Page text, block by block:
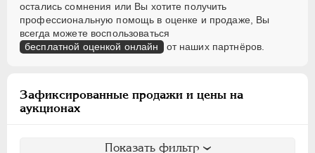
остались сомнения или Вы хотите получить
профессиональную помощь в оценке и продаже, Вы
всегда можете воспользоваться
бесплатной оценкой онлайн от наших партнёров.
Зафиксированные продажи и цены на
аукционах
Показать фильтр